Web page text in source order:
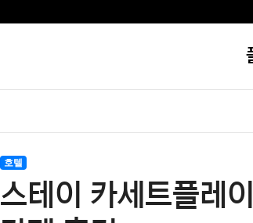
호텔
스테이 카세트플레